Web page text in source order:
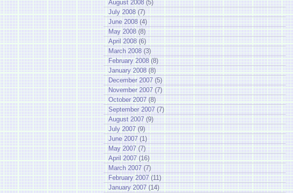
August 2008(5)
July 2008(7)
June 2008(4)
May 2008(8)
April 2008(6)
March 2008(3)
February 2008(8)
January 2008(8)
December 2007(5)
November 2007(7)
October 2007(8)
September 2007(7)
August 2007(9)
July 2007(9)
June 2007(1)
May 2007(7)
April 2007(16)
March 2007(7)
February 2007(11)
January 2007(14)